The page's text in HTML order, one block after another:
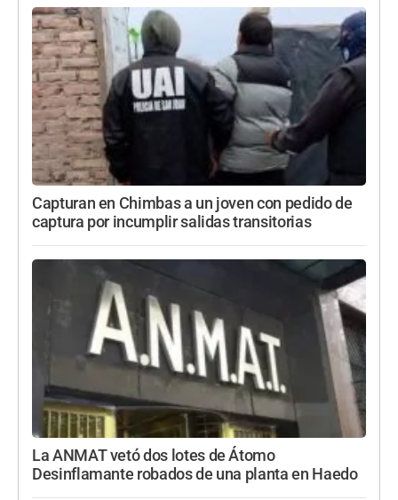
Capturan en Chimbas a un joven con pedido de
captura por incumplir salidas transitorias
La ANMAT vetó dos lotes de Átomo
Desinflamante robados de una planta en Haedo